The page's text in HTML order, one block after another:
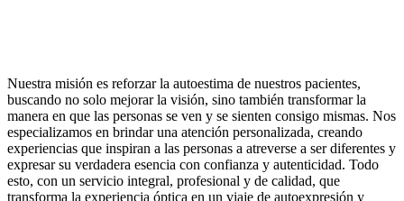
Nuestra misión es reforzar la autoestima de nuestros pacientes,
buscando no solo mejorar la visión, sino también transformar la
manera en que las personas se ven y se sienten consigo mismas. Nos
especializamos en brindar una atención personalizada, creando
experiencias que inspiran a las personas a atreverse a ser diferentes y
expresar su verdadera esencia con confianza y autenticidad. Todo
esto, con un servicio integral, profesional y de calidad, que
transforma la experiencia óptica en un viaje de autoexpresión y